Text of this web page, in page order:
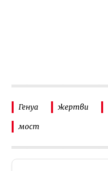
Генуа жертви
мост